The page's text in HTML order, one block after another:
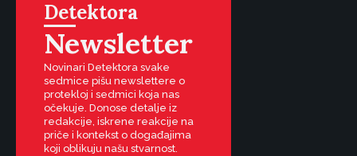
Detektora
Newsletter
Novinari Detektora svake
sedmice pišu newslettere o
protekloj i sedmici koja nas
očekuje. Donose detalje iz
redakcije, iskrene reakcije na
priče i kontekst o događajima
koji oblikuju našu stvarnost.